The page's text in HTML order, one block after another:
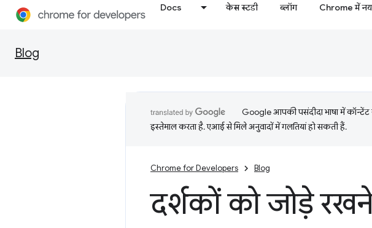
Docs केस स्टडी ब्लॉग Chrome में
Blog
Google आपकी पसंदीदा भाषा में
इस्तेमाल करता है. एआई से मिले अनुवादों में गलतियां हो सकती हैं.
Chrome for Developers Blog
दर्शकों को जोड़े